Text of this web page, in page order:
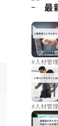
最
#人材管理
#人材管理